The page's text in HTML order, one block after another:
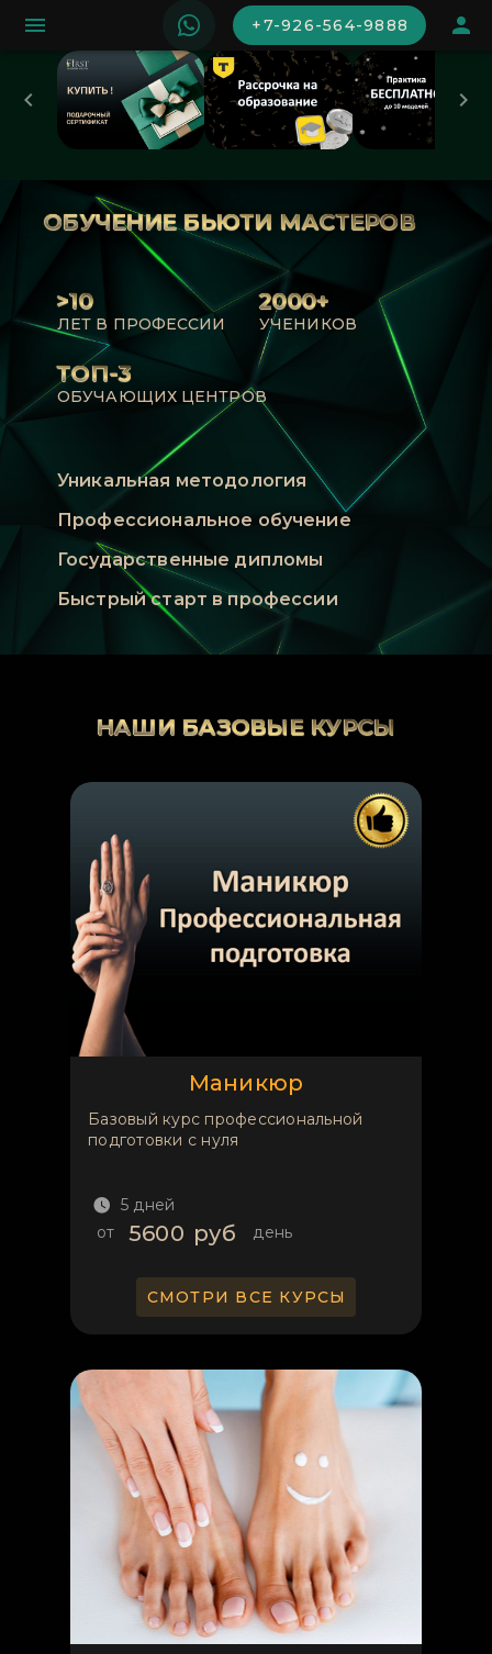
+7-926-564-9888
ОБУЧЕНИЕ БЬЮТИ МАСТЕРОВ
>10
ЛЕТ В ПРОФЕССИИ
2000+
УЧЕНИКОВ
ТОП-3
ОБУЧАЮЩИХ ЦЕНТРОВ
Уникальная методология
Профессиональное обучение
Государственные дипломы
Быстрый старт в профессии
НАШИ БАЗОВЫЕ КУРСЫ
Маникюр
Базовый курс профессиональной
подготовки с нуля
5 дней
от
5600 руб день
СМОТРИ ВСЕ КУРСЫ